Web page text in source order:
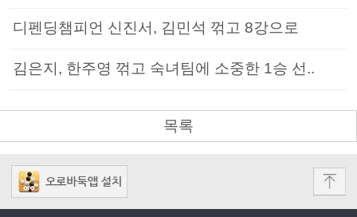
디펜딩챔피언 신진서, 김민석 꺾고 8강으로
김은지, 한주영 꺾고 숙녀팀에 소중한 1승 선..
목록